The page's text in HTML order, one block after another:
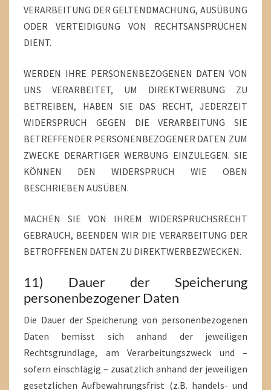
VERARBEITUNG DER GELTENDMACHUNG, AUSÜBUNG
ODER VERTEIDIGUNG VON RECHTSANSPRÜCHEN
DIENT.
WERDEN IHRE PERSONENBEZOGENEN DATEN VON
UNS VERARBEITET, UM DIREKTWERBUNG ZU
BETREIBEN, HABEN SIE DAS RECHT, JEDERZEIT
WIDERSPRUCH GEGEN DIE VERARBEITUNG SIE
BETREFFENDER PERSONENBEZOGENER DATEN ZUM
ZWECKE DERARTIGER WERBUNG EINZULEGEN. SIE
KÖNNEN DEN WIDERSPRUCH WIE OBEN
BESCHRIEBEN AUSÜBEN.
MACHEN SIE VON IHREM WIDERSPRUCHSRECHT
GEBRAUCH, BEENDEN WIR DIE VERARBEITUNG DER
BETROFFENEN DATEN ZU DIREKTWERBEZWECKEN.
11) Dauer der Speicherung
personenbezogener Daten
Die Dauer der Speicherung von personenbezogenen
Daten bemisst sich anhand der jeweiligen
Rechtsgrundlage, am Verarbeitungszweck und –
sofern einschlägig – zusätzlich anhand der jeweiligen
gesetzlichen Aufbewahrungsfrist (z.B. handels- und